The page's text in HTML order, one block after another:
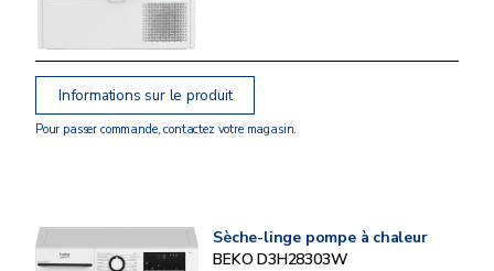
Informations sur le produit
Pour passer commande, contactez votre magasin.
Sèche-linge pompe à chaleur
BEKO D3H28303W